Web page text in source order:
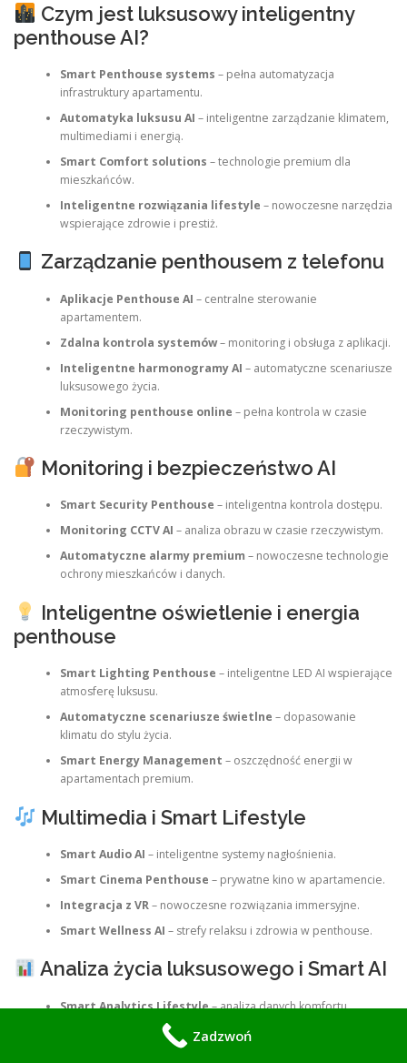
Czym jest luksusowy inteligentny
penthouse AI?
Smart Penthouse systems – pełna automatyzacja
infrastruktury apartamentu.
Automatyka luksusu AI – inteligentne zarządzanie klimatem,
multimediami i energią.
Smart Comfort solutions – technologie premium dla
mieszkańców.
Inteligentne rozwiązania lifestyle – nowoczesne narzędzia
wspierające zdrowie i prestiż.
Zarządzanie penthousem z telefonu
Aplikacje Penthouse AI – centralne sterowanie
apartamentem.
Zdalna kontrola systemów– monitoring i obsługa z aplikacji.
Inteligentne harmonogramy AI – automatyczne scenariusze
luksusowego życia.
Monitoring penthouse online – pełna kontrola w czasie
rzeczywistym.
Monitoring i bezpieczeństwo AI
Smart Security Penthouse – inteligentna kontrola dostępu.
Monitoring CCTV AI – analiza obrazu w czasie rzeczywistym.
Automatyczne alarmy premium – nowoczesne technologie
ochrony mieszkańców i danych.
Inteligentne oświetlenie i energia
penthouse
Smart Lighting Penthouse – inteligentne LED AI wspierające
atmosferę luksusu.
Automatyczne scenariusze świetlne – dopasowanie
klimatu do stylu życia.
Smart Energy Management – oszczędność energii w
apartamentach premium.
Multimedia i Smart Lifestyle
Smart Audio AI – inteligentne systemy nagłośnienia.
Smart Cinema Penthouse – prywatne kino w apartamencie.
Integracja z VR– nowoczesne rozwiązania immersyjne.
Smart Wellness AI – strefy relaksu i zdrowia w penthouse.
Analiza życia luksusowego i Smart AI
Smart Analytics Lifestyle– analiza danych komfortu.
Inteligentne raporty penthouse– optymalizacja procesów
Zadzwoń